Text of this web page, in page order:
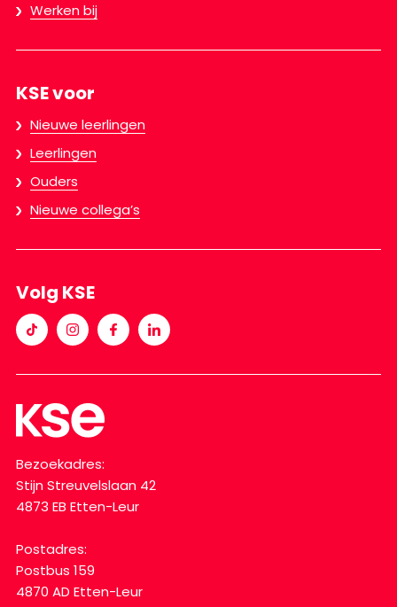
Werken bij
KSE voor
Nieuwe leerlingen
Leerlingen
Ouders
Nieuwe collega’s
Volg KSE
Bezoekadres:
Stijn Streuvelslaan 42
4873 EB Etten-Leur
Postadres:
Postbus 159
4870 AD Etten-Leur